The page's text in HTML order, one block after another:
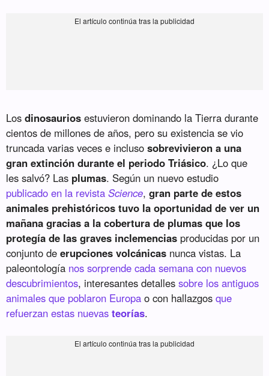
Losdinosaurios estuvieron dominando la Tierra durante
cientos de millones de años, pero su existencia se vio
truncada varias veces e inclusosobrevivieron a una
gran extinción durante el periodo Triásico. ¿Lo que
les salvó? Las plumas. Según un nuevo estudio
publicado en la revistaScience,gran parte de estos
animales prehistóricos tuvo la oportunidad de ver un
mañana gracias a la cobertura de plumas que los
protegía de las graves inclemencias producidas por un
conjunto deerupciones volcánicas nunca vistas. La
paleontología nos sorprende cada semana con nuevos
descubrimientos, interesantes detallessobre los antiguos
animales que poblaron Europa o con hallazgosque
refuerzan estas nuevasteorías.